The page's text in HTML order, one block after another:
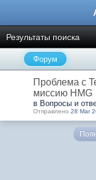
Результаты поиска
Форум
Проблема с
миссию HMG
в Вопросы и
Отправлено 28 Mar